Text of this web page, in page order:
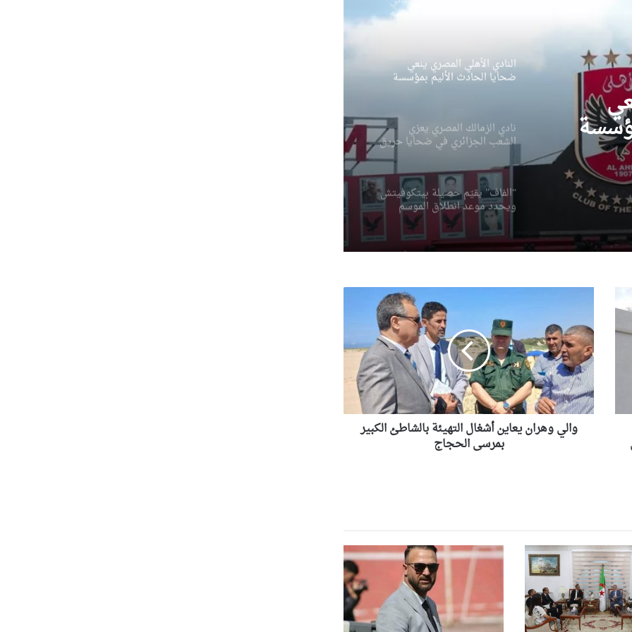
الشعب
ضحايا الحادث الأليم بمؤسسة
الطفولة المسعفة ويعزي الشعب
نادي الزمالك المصري يعزي
الشعب الجزائري في ضحايا حريق
مؤسسة الطفولة المسعفة
“الفاف” يقيّم حصيلة بيتكوفيتش
ويحدد موعد انطلاق الموسم
فيفا يضع حدا للشائعات بشأن
مواجهة الجزائر والنمسا
رياض محرز يتوج بجائزة أفضل
إلى الدور الـ32
انتصار ثمين يعيد الأمل.. الخضر
يحسمون مواجهة الأردن
احتفال عربي باليوم العالمي
للملكية الفكرية تحت شعار “القوة
الخفية وراء تطور الرياضة”
بعد معسكر لورانس.. المنتخب
يتحدون المسافات لمؤازرة
انطلاق تربصات المقياس الثاني
لتكوين مدربي “كاف أ” للموسم
2026-2027
يعاين
أشغال
التهيئة
بالشاطئ
الكبير
بمرسى
الحجاج
والي وهران يعاين أشغال التهيئة بالشاطئ الكبير
بمرسى الحجاج